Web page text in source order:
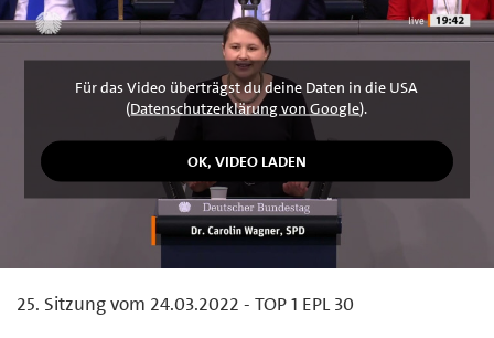
Für das Video überträgst du deine Daten in die USA
(Datenschutzerklärung von Google).
25. Sitzung vom 24.03.2022 - TOP 1 EPL 30